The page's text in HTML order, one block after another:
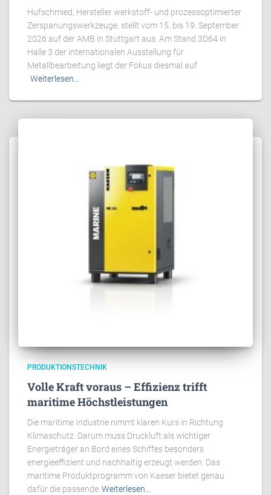
Hufschmied, Hersteller werkstoff- und prozessoptimierter
Zerspanungswerkzeuge, stellt vom 15. bis 19. September
2026 auf der AMB in Stuttgart aus. Am Stand 3D64 in
Halle 3 der internationalen Ausstellung für
Metallbearbeitung liegt der Fokus diesmal auf
Weiterlesen…
PRODUKTIONSTECHNIK
Volle Kraft voraus – Effizienz trifft
maritime Höchstleistungen
Die maritime Industrie nimmt klaren Kurs in Richtung
Klimaschutz. Darum muss Druckluft als wichtiger
Energieträger an Bord eines Schiffes besonders
energieeffizient und nachhaltig erzeugt werden. Das
maritime Produktprogramm von Kaeser bietet genau
dafür die passende Weiterlesen…